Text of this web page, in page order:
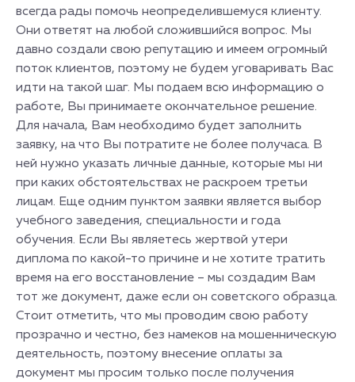
всегда рады помочь неопределившемуся клиенту.
Они ответят на любой сложившийся вопрос. Мы
давно создали свою репутацию и имеем огромный
поток клиентов, поэтому не будем уговаривать Вас
идти на такой шаг. Мы подаем всю информацию о
работе, Вы принимаете окончательное решение.
Для начала, Вам необходимо будет заполнить
заявку, на что Вы потратите не более получаса. В
ней нужно указать личные данные, которые мы ни
при каких обстоятельствах не раскроем третьи
лицам. Еще одним пунктом заявки является выбор
учебного заведения, специальности и года
обучения. Если Вы являетесь жертвой утери
диплома по какой-то причине и не хотите тратить
время на его восстановление – мы создадим Вам
тот же документ, даже если он советского образца.
Стоит отметить, что мы проводим свою работу
прозрачно и честно, без намеков на мошенническую
деятельность, поэтому внесение оплаты за
документ мы просим только после получения